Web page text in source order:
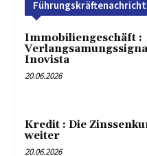
Immobiliengeschäft :
Inovista
20.06.2026
Kredit : Die
weiter
20.06.2026